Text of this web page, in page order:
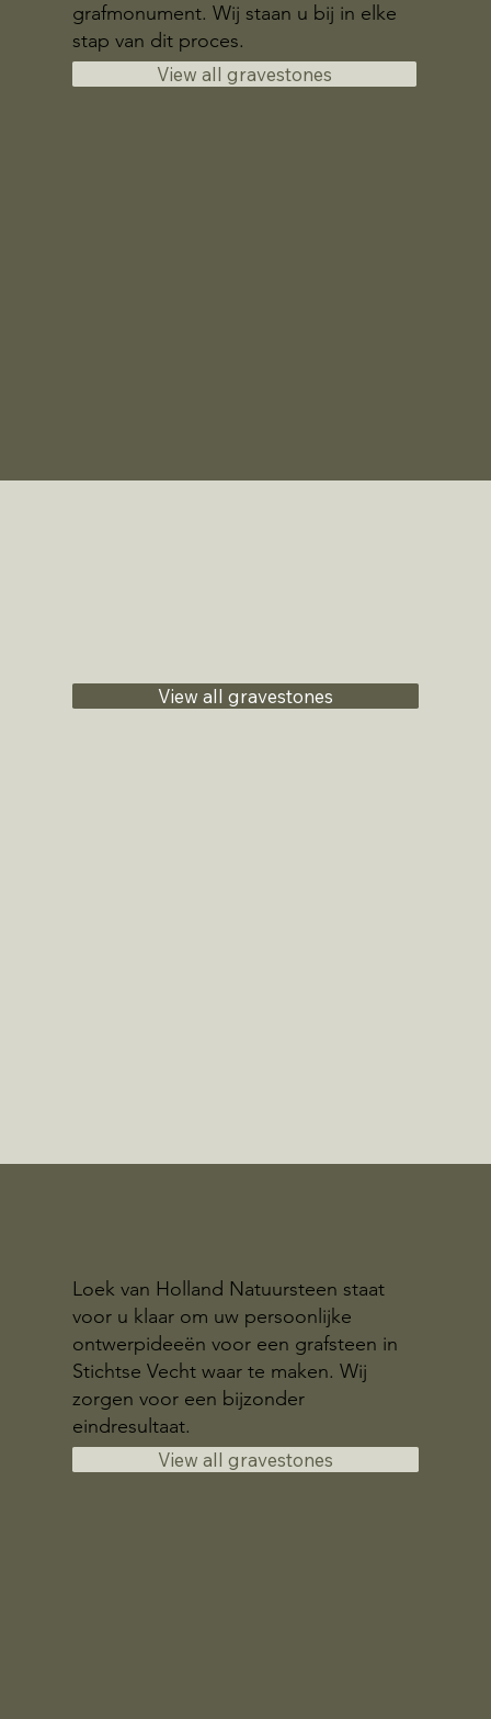
grafmonument. Wij staan u bij in elke
stap van dit proces.
View all gravestones
View all gravestones
Loek van Holland Natuursteen staat
voor u klaar om uw persoonlijke
ontwerpideeën voor een grafsteen in
Stichtse Vecht waar te maken. Wij
zorgen voor een bijzonder
eindresultaat.
View all gravestones